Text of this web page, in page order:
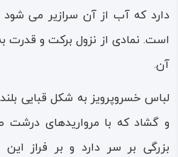
پادشاهان ساسانی برای برگزیدن
داشته‌اند، که برجسته‌ترین آن‌ها
مسیر جاده ابریشم بوده است.
از نظر اقلیمی و آب‌‌ و هوای مساعد
زیبا و حاصلخیز در طول زمان
کوهستان‌ها، چشمه‌ها، غارها،
دارد که آب از آن سرازیر می
است. نمادی از نزول برکت و قدرت
آن.
لباس خسروپرویز به شکل قبایی
و گشاد که با مرواریدهای درشت
بزرگی بر سر دارد و بر فراز این